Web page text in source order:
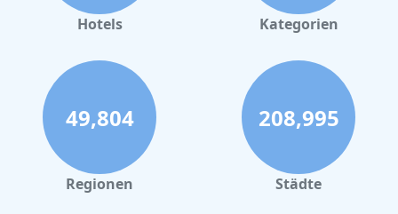
Hotels Kategorien
49,804
Regionen
208,995
Städte